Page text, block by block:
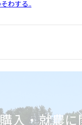
わする..
入・就農に